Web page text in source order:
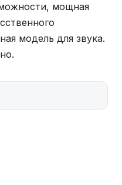
мощная
модель для звука.